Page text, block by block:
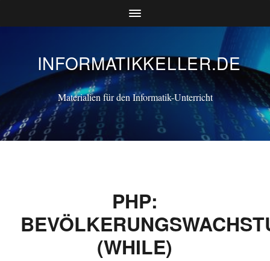
INFORMATIKKELLER.DE
Materialien für den Informatik-Unterricht
PHP:
(WHILE)